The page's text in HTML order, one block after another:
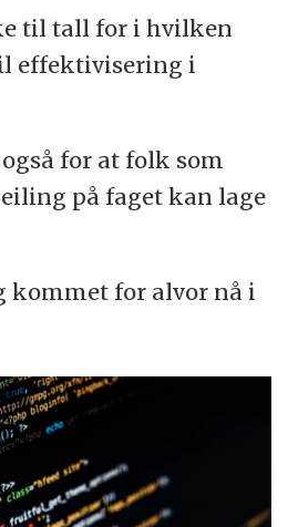
til tall for i hvilken
effektivisering i
for at folk som
på faget kan lage
kommet for alvor nå i